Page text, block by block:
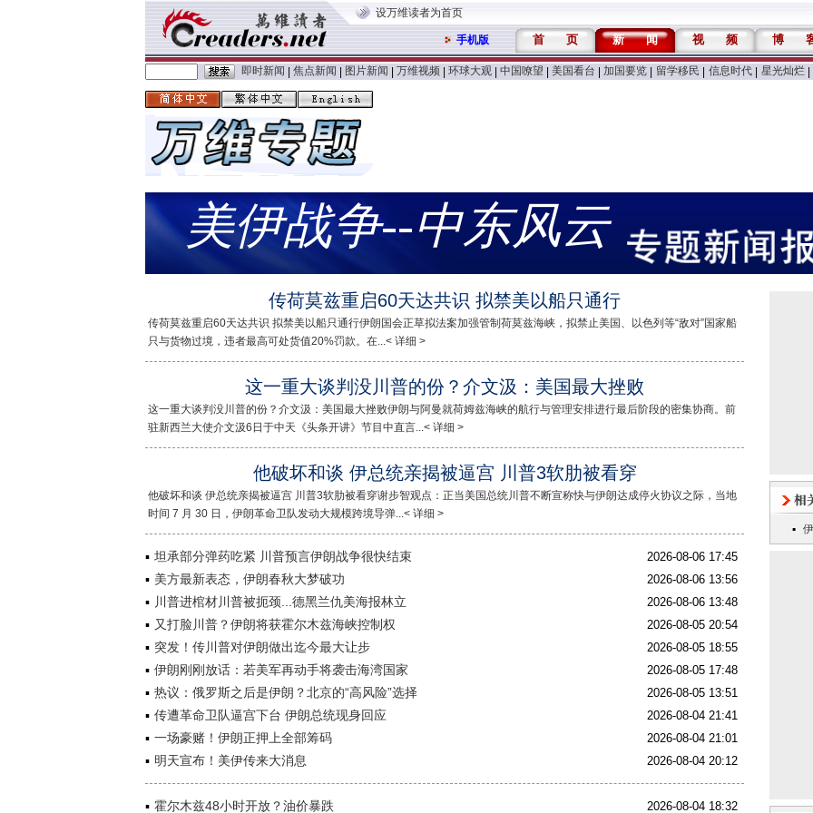
设万维读者为首页
手机版 首 页 新 闻 视 频 博
即时新闻 焦点新闻 图片新闻 万维视频 环球大观 中国嘹望 美国看台 加国要览 留学移民 信息时代 星光灿烂
美伊战争--中东风云
传荷莫兹重启60天达共识 拟禁美以船只通行
传荷莫兹重启60天达共识 拟禁美以船只通行伊朗国会正草拟法案加强管制荷莫兹海峡，拟禁止美国、以色列等“敌对”国家船
只与货物过境，违者最高可处货值20%罚款。在...< 详细 >
这一重大谈判没川普的份？介文汲：美国最大挫败
这一重大谈判没川普的份？介文汲：美国最大挫败伊朗与阿曼就荷姆兹海峡的航行与管理安排进行最后阶段的密集协商。前
驻新西兰大使介文汲6日于中天《头条开讲》节目中直言...< 详细 >
他破坏和谈 伊总统亲揭被逼宫 川普3软肋被看穿
他破坏和谈 伊总统亲揭被逼宫 川普3软肋被看穿谢步智观点：正当美国总统川普不断宣称快与伊朗达成停火协议之际，当地
时间 7 月 30 日，伊朗革命卫队发动大规模跨境导弹...< 详细 >
坦承部分弹药吃紧 川普预言伊朗战争很快结束 2026-08-06 17:45
美方最新表态，伊朗春秋大梦破功 2026-08-06 13:56
川普进棺材川普被扼颈...德黑兰仇美海报林立 2026-08-06 13:48
又打脸川普？伊朗将获霍尔木兹海峡控制权 2026-08-05 20:54
突发！传川普对伊朗做出迄今最大让步 2026-08-05 18:55
伊朗刚刚放话：若美军再动手将袭击海湾国家 2026-08-05 17:48
热议：俄罗斯之后是伊朗？北京的“高风险”选择 2026-08-05 13:51
传遭革命卫队逼宫下台 伊朗总统现身回应 2026-08-04 21:41
一场豪赌！伊朗正押上全部筹码 2026-08-04 21:01
明天宣布！美伊传来大消息 2026-08-04 20:12
霍尔木兹48小时开放？油价暴跌 2026-08-04 18:32